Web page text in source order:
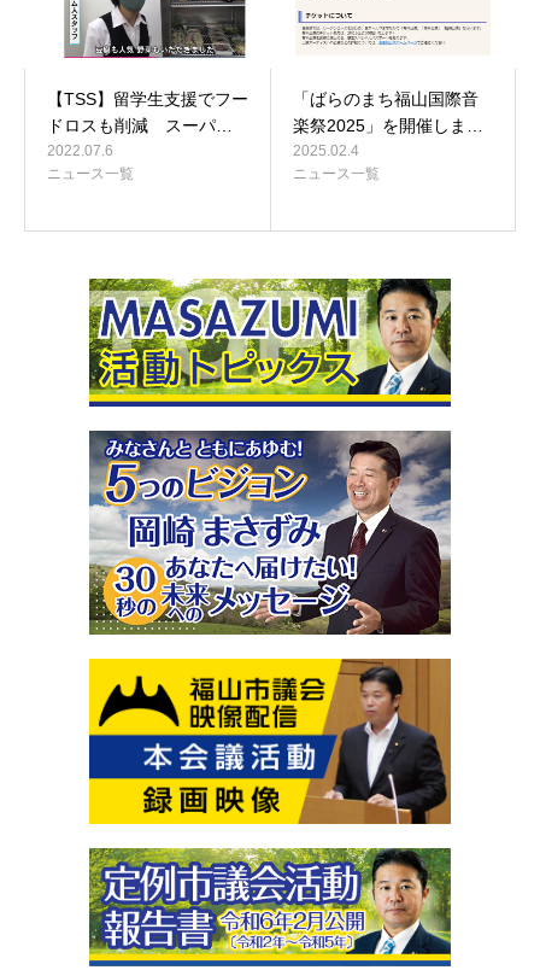
【TSS】留学生支援でフー
ドロスも削減 スーパ…
2022.07.6
ニュース一覧
「ばらのまち福山国際音
楽祭2025」を開催しま…
2025.02.4
ニュース一覧